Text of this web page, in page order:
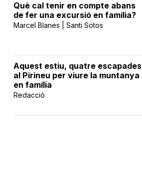
Què cal tenir en compte abans
de fer una excursió en família?
Marcel Blanes | Santi Sotos
Aquest estiu, quatre escapades
al Pirineu per viure la muntanya
en família
Redacció